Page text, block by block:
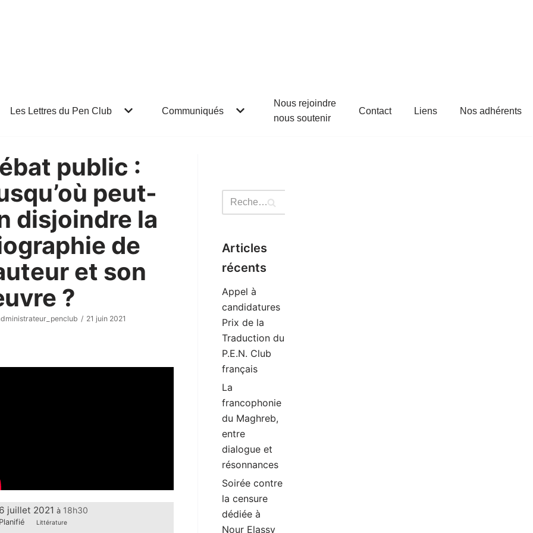
Les Lettres du Pen Club Communiqués
Nous rejoindre
nous soutenir
Contact Liens Nos adhérents
public :
peut-
disjoindre la
de
et son
?
21 juin 2021
6 juillet 2021 à 18h30
Planifié Littérature
Articles
récents
Appel à
candidatures
Prix de la
Traduction du
P.E.N. Club
français
La
francophonie
du Maghreb,
entre
dialogue et
résonnances
Soirée contre
la censure
dédiée à
Nour Elassy